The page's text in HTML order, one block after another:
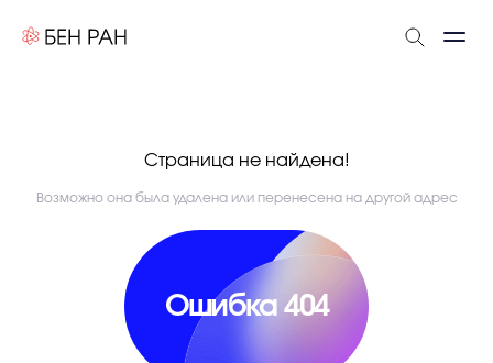
Страница не найдена!
Возможно она была удалена или перенесена на другой адрес
Ошибка 404